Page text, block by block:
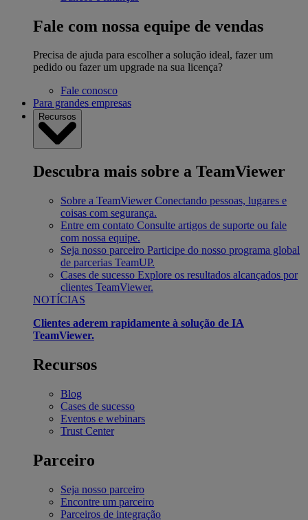
Fale com nossa equipe de vendas
Precisa de ajuda para escolher a solução ideal, fazer um
pedido ou fazer um upgrade na sua licença?
Fale conosco
Para grandes empresas
Recursos
Descubra mais sobre a TeamViewer
Sobre a TeamViewer Conectando pessoas, lugares e
coisas com segurança.
Entre em contato Consulte artigos de suporte ou fale
com nossa equipe.
Seja nosso parceiro Participe do nosso programa global
de parcerias TeamUP.
Cases de sucesso Explore os resultados alcançados por
clientes TeamViewer.
NOTÍCIAS
Clientes aderem rapidamente à solução de IA
TeamViewer.
Recursos
Blog
Cases de sucesso
Eventos e webinars
Trust Center
Parceiro
Seja nosso parceiro
Encontre um parceiro
Parceiros de integração